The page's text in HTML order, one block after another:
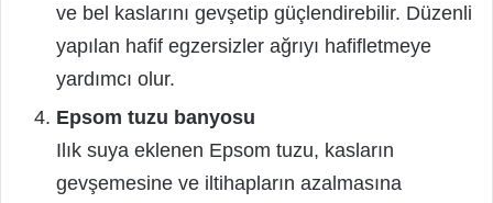
ve bel kaslarını gevşetip güçlendirebilir. Düzenli
yapılan hafif egzersizler ağrıyı hafifletmeye
yardımcı olur.
Epsom tuzu banyosu
Ilık suya eklenen Epsom tuzu, kasların
gevşemesine ve iltihapların azalmasına